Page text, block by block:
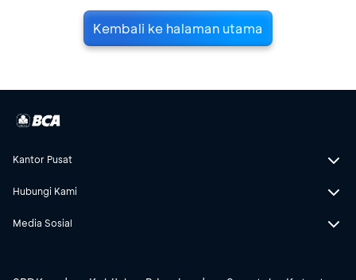
Kembali ke halaman utama
Kantor Pusat
Hubungi Kami
Media Sosial